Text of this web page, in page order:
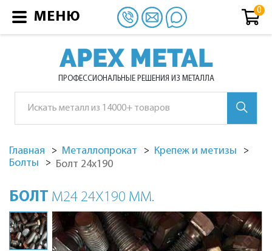
APEX METAL
ПРОФЕССИОНАЛЬНЫЕ РЕШЕНИЯ ИЗ МЕТАЛЛА
Главная Металлопрокат
Крепеж и метизы
Болты
Болт 24х190
БОЛТ М24 24Х190 ММ.
МЕНЮ